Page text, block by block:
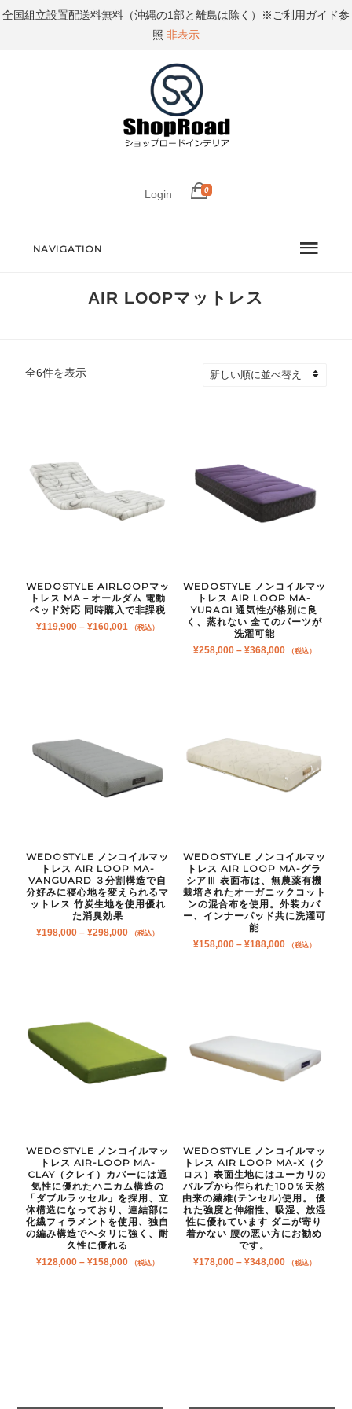
Login 0
NAVIGATION
AIR LOOPマットレス
全6件を表示新
WEDOSTYLE AIRLOOPマッ
トレス MA－オールダム 電動
ベッド対応 同時購入で非課税
¥119,900 –¥160,001 価（税込）
WEDOSTYLE ノンコイルマッ
トレス AIR LOOP MA-
YURAGI 通気性が格別に良
く、蒸れない 全てのパーツが
洗濯可能
¥258,000 – ¥368,000価（税込）
WEDOSTYLE ノンコイルマッ
トレス AIR LOOP MA-
VANGUARD ３分割構造で自
分好みに寝心地を変えられるマ
ットレス 竹炭生地を使用優れ
た消臭効果
¥198,000 –¥298,000価（税込）
WEDOSTYLE ノンコイルマッ
トレス AIR LOOP MA-グラ
シアⅢ 表面布は、無農薬有機
栽培されたオーガニックコット
ンの混合布を使用。外装カバ
ー、インナーパッド共に洗濯可
能
¥158,000 – ¥188,000価（税込）
WEDOSTYLE ノンコイルマッ
トレス AIR-LOOP MA-
CLAY（クレイ）カバーには通
気性に優れたハニカム構造の
「ダブルラッセル」を採用、立
体構造になっており、連結部に
化繊フィラメントを使用、独自
の編み構造でヘタリに強く、耐
久性に優れる
¥128,000 –¥158,000価（税込）
WEDOSTYLE ノンコイルマッ
トレス AIR LOOP MA-X（ク
ロス）表面生地にはユーカリの
パルプから作られた100％天然
由来の繊維(テンセル)使用。 優
れた強度と伸縮性、吸湿、放湿
性に優れています ダニが寄り
着かない 腰の悪い方にお勧め
です。
¥178,000 – ¥348,000価（税込）
全国組立設置配送料無料（沖縄の1部と離島は除く）※ご利用ガイド参
照 非表示